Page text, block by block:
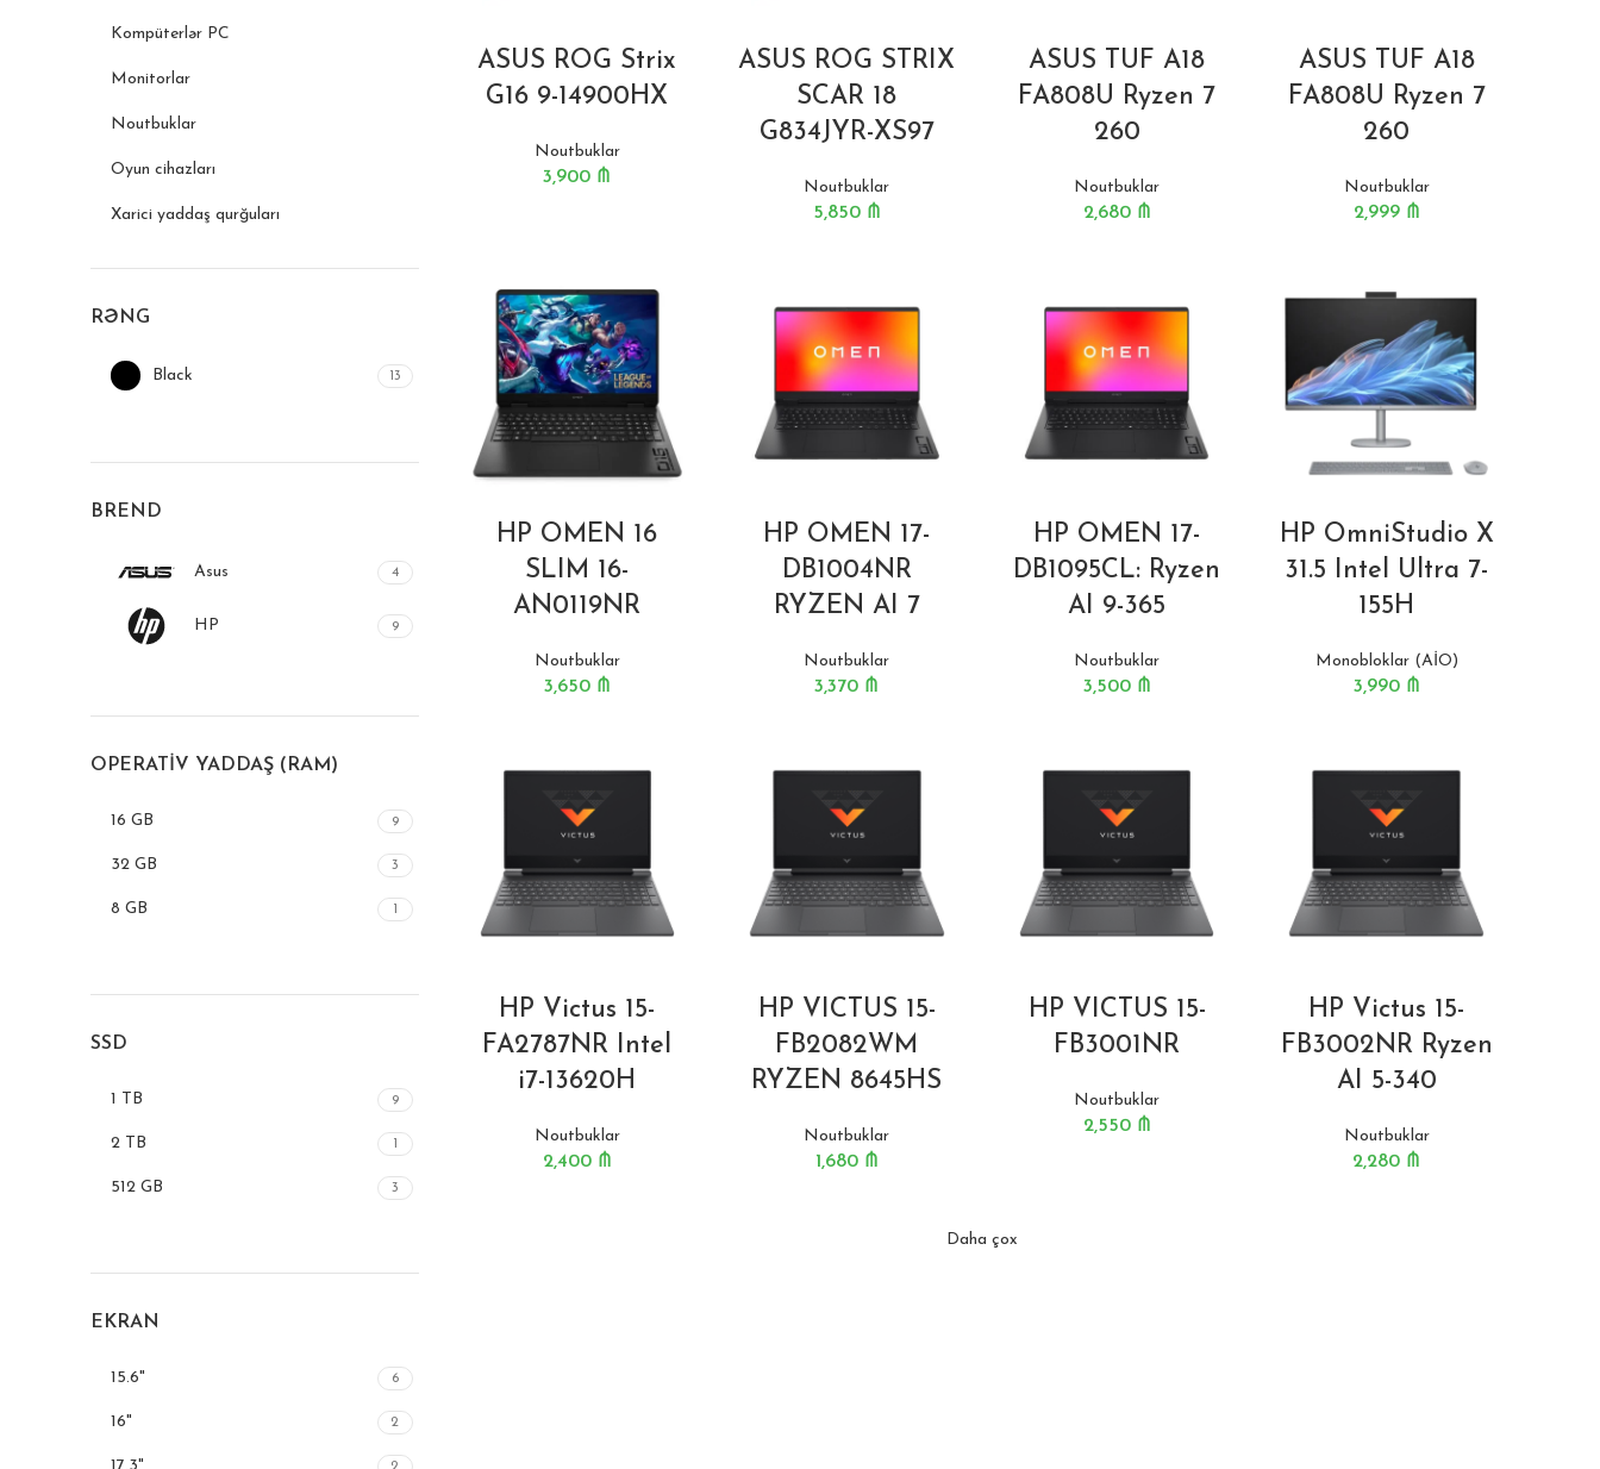
Kompüterlər PC
Monitorlar
Noutbuklar
Oyun cihazları
Xarici yaddaş qurğuları
RƏNG
Black 13
BREND
Asus 4
HP 9
OPERATIV YADDAŞ (RAM)
16 GB 9
32 GB 3
8 GB 1
SSD
1 TB 9
2 TB 1
512 GB 3
EKRAN
15.6" 6
16" 2
ASUS ROG Strix
G16 9-14900HX
Noutbuklar
3,900 ₼
ASUS ROG STRIX
SCAR 18
G834JYR-XS97
Noutbuklar
5,850 ₼
ASUS TUF A18
FA808U Ryzen 7
260
Noutbuklar
2,680 ₼
ASUS TUF A18
FA808U Ryzen 7
260
Noutbuklar
2,999 ₼
HP OMEN 16
SLIM 16-
AN0119NR
Noutbuklar
3,650 ₼
HP OMEN 17-
DB1004NR
RYZEN AI 7
Noutbuklar
3,370 ₼
HP OMEN 17-
DB1095CL: Ryzen
AI 9-365
Noutbuklar
3,500 ₼
HP OmniStudio X
31.5 Intel Ultra 7-
155H
Monobloklar (AİO)
3,990 ₼
HP Victus 15-
FA2787NR Intel
i7-13620H
Noutbuklar
2,400 ₼
HP VICTUS 15-
FB2082WM
RYZEN 8645HS
Noutbuklar
1,680 ₼
HP VICTUS 15-
FB3001NR
Noutbuklar
2,550 ₼
HP Victus 15-
FB3002NR Ryzen
AI 5-340
Noutbuklar
2,280 ₼
Daha çox